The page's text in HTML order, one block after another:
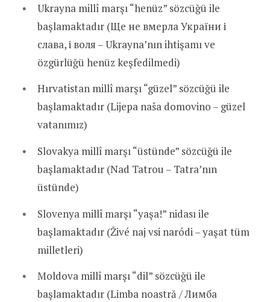
Ukrayna millî marşı “henüz” sözcüğü ile
başlamaktadır (Ще не вмерла України і
слава, і воля – Ukrayna’nın ihtişamı ve
özgürlüğü henüz keşfedilmedi)
Hırvatistan millî marşı “güzel” sözcüğü ile
başlamaktadır (Lijepa naša domovino – güzel
vatanımız)
Slovakya millî marşı “üstünde” sözcüğü ile
başlamaktadır (Nad Tatrou – Tatra’nın
üstünde)
Slovenya millî marşı “yaşa!” nidası ile
başlamaktadır (Živé naj vsi naródi – yaşat tüm
milletleri)
Moldova millî marşı “dil” sözcüğü ile
başlamaktadır (Limba noastră / Лимба